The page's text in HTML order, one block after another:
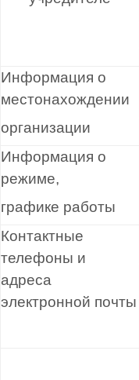
Информация о
местонахождении
организации
Информация о
режиме,
графике работы
Контактные
телефоны и
адреса
электронной почты